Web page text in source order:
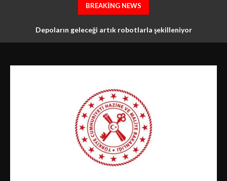
BREAKING NEWS
Depoların geleceği artık robotlarla şekilleniyor
İstanbul İl Millî Eğitim Müdürlüğü ve İTHİB’denTürkiye’nin en